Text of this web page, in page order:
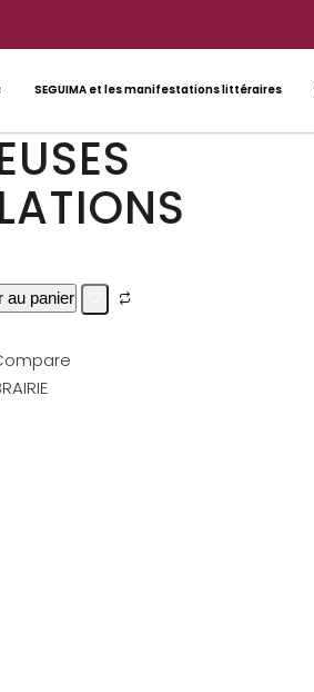
SEGUIMA et les manifestations littéraires
au panier